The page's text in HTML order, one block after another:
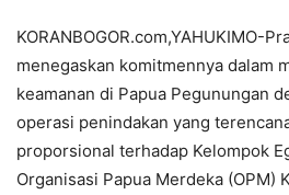
KORANBOGOR.com,YAHUKIMO-
menegaskan komitmennya dalam
keamanan di Papua Pegunungan
operasi penindakan yang
proporsional terhadap Kelompok
Organisasi Papua Merdeka (OPM)